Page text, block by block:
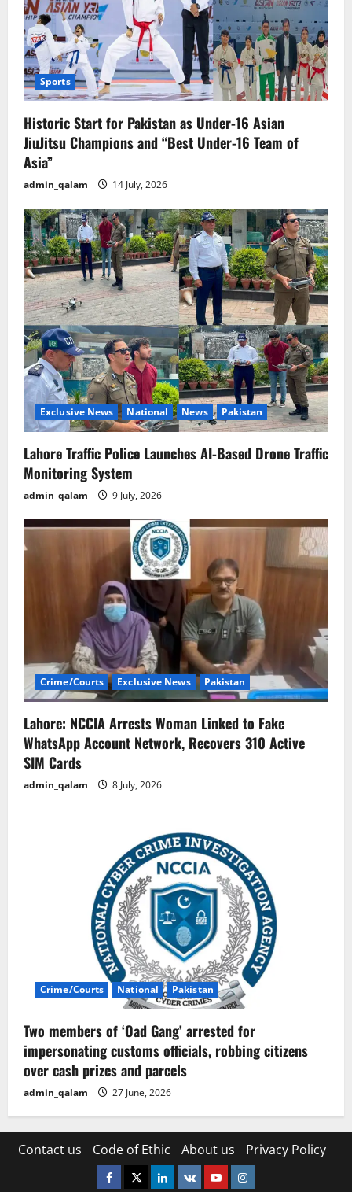
Sports
Historic Start for Pakistan as Under-16 Asian
JiuJitsu Champions and “Best Under-16 Team of
Asia”
admin_qalam 14 July, 2026
Exclusive News National News Pakistan
Lahore Traffic Police Launches AI-Based Drone Traffic
Monitoring System
admin_qalam 9 July, 2026
Crime/Courts Exclusive News Pakistan
Lahore: NCCIA Arrests Woman Linked to Fake
WhatsApp Account Network, Recovers 310 Active
SIM Cards
admin_qalam 8 July, 2026
Crime/Courts National Pakistan
Two members of ‘Oad Gang’ arrested for
impersonating customs officials, robbing citizens
over cash prizes and parcels
admin_qalam 27 June, 2026
Contact us Code of Ethic About us Privacy Policy
Facebook
TwitterLinkedin
VK YoutubeInstagram